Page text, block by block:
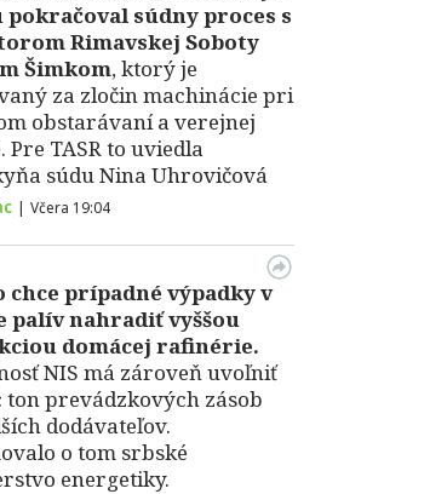
súdny proces s
Rimavskej Soboty
Šimkom, ktorý je
za zločin machinácie pri
obstarávaní a verejnej
Pre TASR to uviedla
súdu Nina Uhrovičová
| Včera 19:04
chce prípadné výpadky v
palív nahradiť vyššou
domácej rafinérie.
NIS má zároveň uvoľniť
ton prevádzkových zásob
dodávateľov.
o tom srbské
energetiky.